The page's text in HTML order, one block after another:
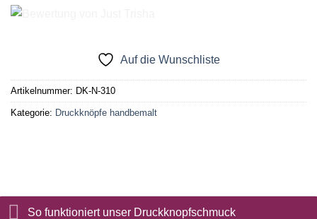
Auf die Wunschliste
Artikelnummer: DK-N-310
Kategorie: Druckknöpfe handbemalt
So funktioniert unser Druckknopfschmuck